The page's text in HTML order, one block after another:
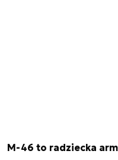
M-46 to radziecka